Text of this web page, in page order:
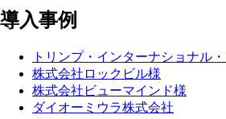
導入事例
トリンプ・インターナショナル
株式会社ロックビル様
株式会社ビューマインド様
ダイオーミウラ株式会社